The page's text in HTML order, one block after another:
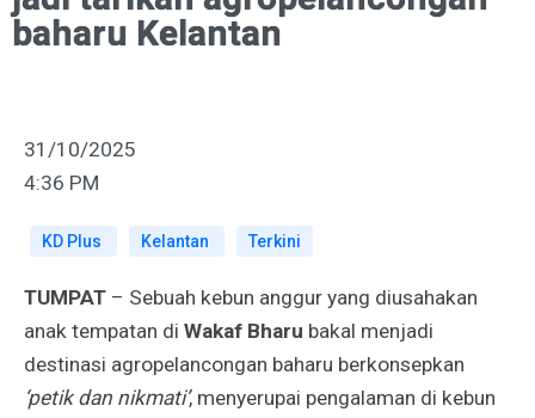
baharu Kelantan
31/10/2025
4:36 PM
KD Plus Kelantan Terkini
TUMPAT – Sebuah kebun anggur yang diusahakan
anak tempatan di Wakaf Bharu bakal menjadi
destinasi agropelancongan baharu berkonsepkan
‘petik dan nikmati’, menyerupai pengalaman di kebun